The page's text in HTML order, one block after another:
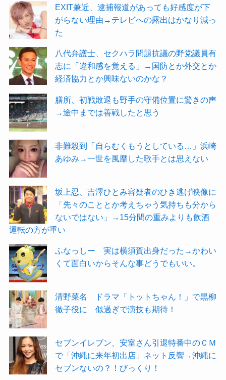
EXIT兼近、逮捕報道があっても好感度が下
がらない理由→テレビへの露出はかなり減っ
た
八代弁護士、セクハラ問題抗議の野党議員有
志に「違和感を覚える」→国防とか外交とか
経済協力とか興味ないのかな？
膳所、初戦敗退も野手の守備位置に驚きの声
→途中までは善戦したと思う
非難殺到「自らむくもうとしている…」浜崎
あゆみ→一世を風靡した歌手とは思えない
坂上忍、吉澤ひとみ容疑者のひき逃げ映像に
「先々のこととか考えちゃう気持ちも分から
ないではない」→15分間の重みよりも飲酒
運転の方が重い
ふなっしー 実は横須賀出身だった→かわい
くて面白いからそんな事どうでもいい。
清野菜名 ドラマ「トットちゃん！」で黒柳
徹子役に 似過ぎで演技も期待！
セブンイレブン、安室さん引退特番中のＣＭ
で「沖縄に来年初出店」ネット反響→沖縄に
セブンないの？！びっくり！